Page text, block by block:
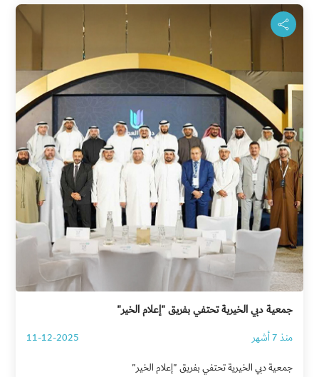
جمعية دبي الخيرية تحتفي بفريق "إعلام الخير"
منذ 7 أشهر
11-12-2025
جمعية دبي الخيرية تحتفي بفريق "إعلام الخير"